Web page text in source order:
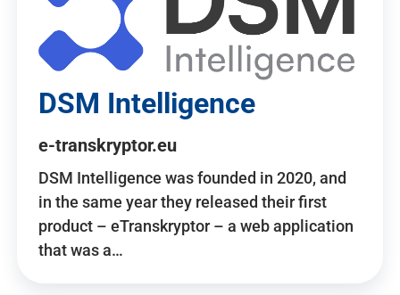
DSM Intelligence
e-transkryptor.eu
DSM Intelligence was founded in 2020, and
in the same year they released their first
product – eTranskryptor – a web application
that was a…